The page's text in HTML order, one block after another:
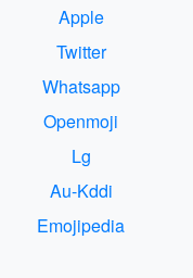
Apple
Twitter
Whatsapp
Openmoji
Lg
Au-Kddi
Emojipedia